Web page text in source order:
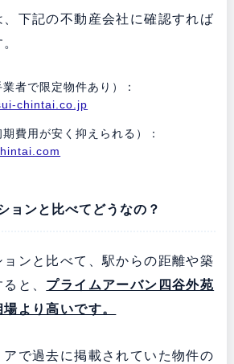
下記の不動産会社に確認すれば
者で限定物件あり）：
chintai.co.jp
費用が安く抑えられる）：
ョンと比べてどうなの？
ョンと比べて、駅からの距離や築
と、 プライムアーバン四谷外苑
より高いです。
アで過去に掲載されていた物件の